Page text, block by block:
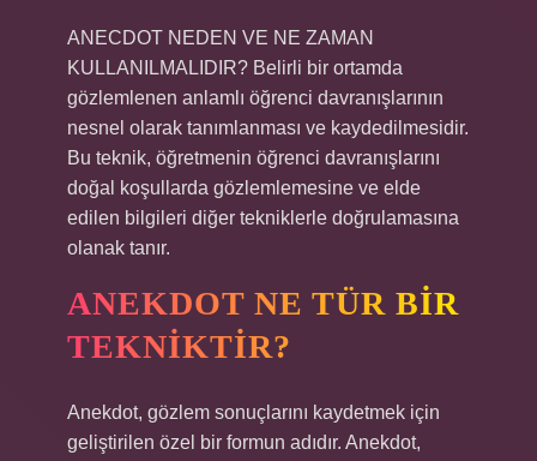
ANECDOT NEDEN VE NE ZAMAN
KULLANILMALIDIR? Belirli bir ortamda
gözlemlenen anlamlı öğrenci davranışlarının
nesnel olarak tanımlanması ve kaydedilmesidir.
Bu teknik, öğretmenin öğrenci davranışlarını
doğal koşullarda gözlemlemesine ve elde
edilen bilgileri diğer tekniklerle doğrulamasına
olanak tanır.
ANEKDOT NE TÜR BIR
TEKNIKTIR?
Anekdot, gözlem sonuçlarını kaydetmek için
geliştirilen özel bir formun adıdır. Anekdot,